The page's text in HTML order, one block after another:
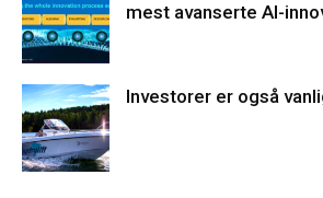
mest avanserte AI-
Investorer er også